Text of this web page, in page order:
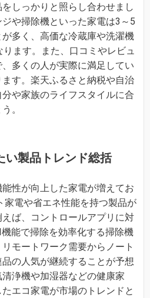
しっかりと照らし合わせまし
や掃除機といった家電は3～5
多く、高価な冷蔵庫や洗濯機
ます。また、口コミやレビュ
多くの人が実際に満足してい
す。楽天ふるさと納税や自治
や家族のライフスタイルに合
。
い製品トレンド総括
性が向上した家電が増えてお
家電や省エネ性能を持つ製品が
ば、コントロールアプリに対
能で掃除を効率化する掃除機
モートワーク需要からノート
の人気が継続することが予想
浄機や加湿器などの健康家
エコ家電が市場のトレンドと